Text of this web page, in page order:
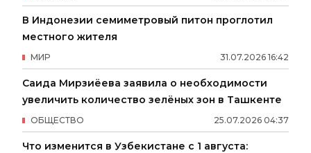
В Индонезии семиметровый питон проглотил
местного жителя
31.07.2026 16:42
МИР
Саида Мирзиёева заявила о необходимости
увеличить количество зелёных зон в Ташкенте
25.07.2026 04:37
ОБЩЕСТВО
Что изменится в Узбекистане с 1 августа: